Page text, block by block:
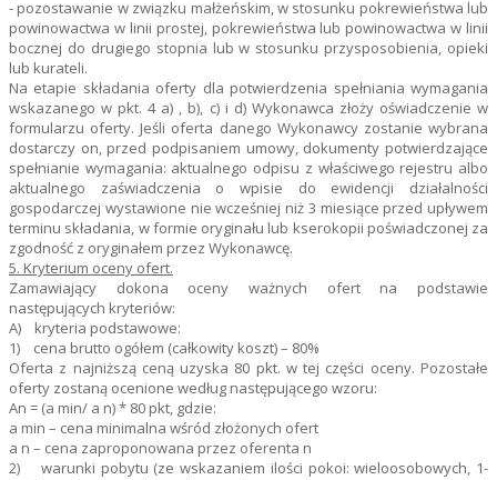
- pozostawanie w związku małżeńskim, w stosunku pokrewieństwa lub
powinowactwa w linii prostej, pokrewieństwa lub powinowactwa w linii
bocznej do drugiego stopnia lub w stosunku przysposobienia, opieki
lub kurateli.
Na etapie składania oferty dla potwierdzenia spełniania wymagania
wskazanego w pkt. 4 a) , b), c) i d) Wykonawca złoży oświadczenie w
formularzu oferty. Jeśli oferta danego Wykonawcy zostanie wybrana
dostarczy on, przed podpisaniem umowy, dokumenty potwierdzające
spełnianie wymagania: aktualnego odpisu z właściwego rejestru albo
aktualnego zaświadczenia o wpisie do ewidencji działalności
gospodarczej wystawione nie wcześniej niż 3 miesiące przed upływem
terminu składania, w formie oryginału lub kserokopii poświadczonej za
zgodność z oryginałem przez Wykonawcę.
5. Kryterium oceny ofert.
Zamawiający dokona oceny ważnych ofert na podstawie
następujących kryteriów:
A) kryteria podstawowe:
1) cena brutto ogółem (całkowity koszt) – 80%
Oferta z najniższą ceną uzyska 80 pkt. w tej części oceny. Pozostałe
oferty zostaną ocenione według następującego wzoru:
An = (a min/ a n) * 80 pkt, gdzie:
a min – cena minimalna wśród złożonych ofert
a n – cena zaproponowana przez oferenta n
2) warunki pobytu (ze wskazaniem ilości pokoi: wieloosobowych, 1-